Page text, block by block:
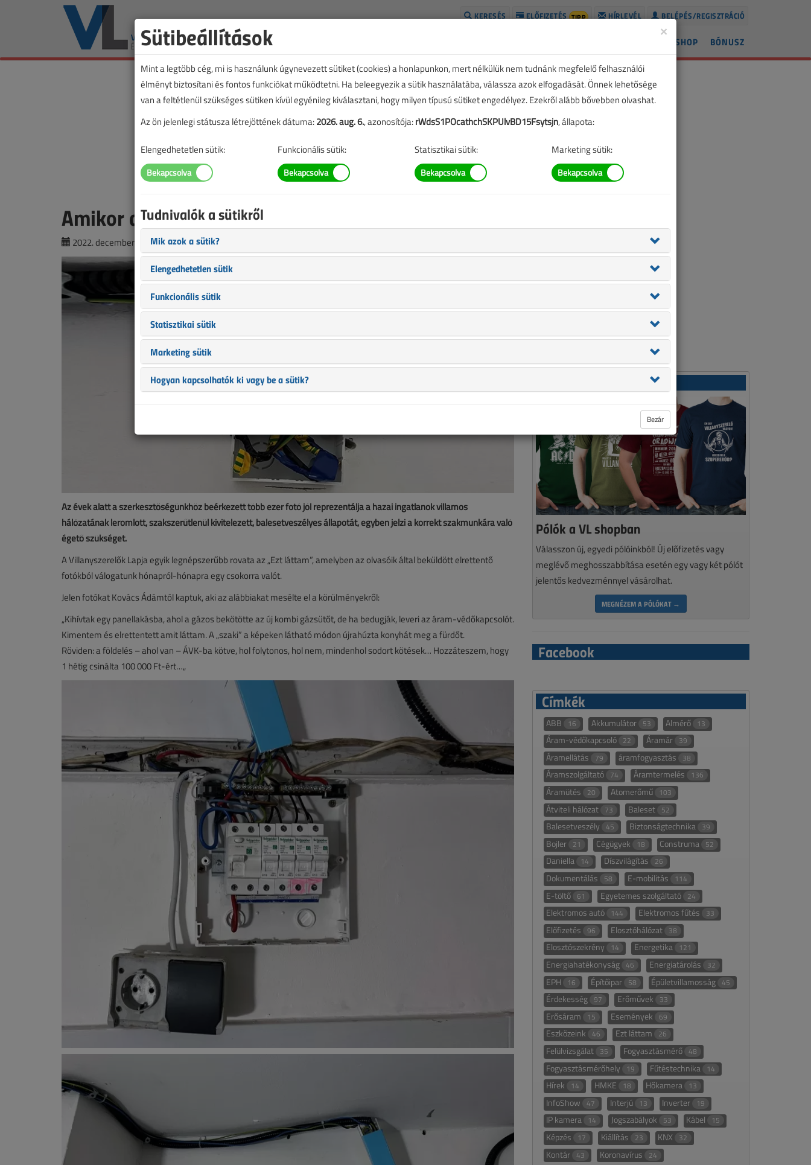
BELÉPÉS/REGISZTRÁCIÓ
HÍRLEVÉL
ELŐFIZETÉS TIPP
KERESÉS
BÓNUSZ
SHOP
Amikor a gázszerelő köti be a villanysütőt
2022. december 5. | VL online | 7276 |
Az évek alatt a szerkesztőségünkhöz beérkezett több ezer fotó jól reprezentálja a hazai ingatlanok villamos
hálózatának leromlott, szakszerűtlenül kivitelezett, balesetveszélyes állapotát, egyben jelzi a korrekt szakmunkára való
égető szükséget.
A Villanyszerelők Lapja egyik legnépszerűbb rovata az „Ezt láttam”, amelyben az olvasóik által beküldött elrettentő
fotókból válogatunk hónapról-hónapra egy csokorra valót.
Jelen fotókat Kovács Ádámtól kaptuk, aki az alábbiakat mesélte el a körülményekről:
„Kihívtak egy panellakásba, ahol a gázos bekötötte az új kombi gázsütőt, de ha bedugják, leveri az áram-védőkapcsolót.
Kimentem és elrettentett amit láttam. A „szaki” a képeken látható módon újrahúzta konyhát meg a fürdőt.
Röviden: a földelés – ahol van – ÁVK-ba kötve, hol folytonos, hol nem, mindenhol sodort kötések… Hozzáteszem, hogy
1 hétig csinálta 100 000 Ft-ért…„
Pólók a VL shopban
Válasszon új, egyedi pólóinkból! Új előfizetés vagy
meglévő meghosszabbítása esetén egy vagy két pólót
jelentős kedvezménnyel vásárolhat.
MEGNÉZEM A PÓLÓKAT →
Facebook
Címkék
ABB 16 Akkumulátor 53 Almérő 13
Áram-védőkapcsoló 22 Áramár 39
Áramellátás 79 áramfogyasztás 38
Áramszolgáltató 74 Áramtermelés 136
Áramütés 20 Atomerőmű 103
Átviteli hálózat 73 Baleset 52
Balesetveszély 45 Biztonságtechnika 39
Bojler 21 Cégügyek 18 Construma 52
Daniella 14 Díszvilágítás 26
Dokumentálás 58 E-mobilitás 114
E-töltő 61 Egyetemes szolgáltató 24
Elektromos autó 144 Elektromos fűtés 33
Előfizetés 96 Elosztóhálózat 38
Elosztószekrény 14 Energetika 121
Energiahatékonyság 46 Energiatárolás 32
EPH 16 Építőipar 58 Épületvillamosság 45
Érdekesség 97 Erőművek 33
Erősáram 15 Események 69
Eszközeink 46 Ezt láttam 26
Felülvizsgálat 35 Fogyasztásmérő 48
Fogyasztásmérőhely 19 Fűtéstechnika 14
Hírek 14 HMKE 18 Hőkamera 13
InfoShow 47 Interjú 13 Inverter 19
IP kamera 14 Jogszabályok 53 Kábel 15
Képzés 17 Kiállítás 23 KNX 32
Kontár 43 Koronavírus 24
×
Sütibeállítások
Mint a legtöbb cég, mi is használunk úgynevezett sütiket (cookies) a honlapunkon, mert nélkülük nem tudnánk megfelelő felhasználói
élményt biztosítani és fontos funkciókat működtetni. Ha beleegyezik a sütik használatába, válassza azok elfogadását. Önnek lehetősége
van a feltétlenül szükséges sütiken kívül egyénileg kiválasztani, hogy milyen típusú sütiket engedélyez. Ezekről alább bővebben olvashat.
Az ön jelenlegi státusza létrejöttének dátuma:2026. aug. 6., azonosítója:rWdsS1POcathchSKPUlvBD15Fsytsjn, állapota:
Elengedhetetlen sütik: Funkcionális sütik: Statisztikai sütik: Marketing sütik:
Tudnivalók a sütikről
Mik azok a sütik?
Elengedhetetlen sütik
Funkcionális sütik
Statisztikai sütik
Marketing sütik
Hogyan kapcsolhatók ki vagy be a sütik?
Bezár